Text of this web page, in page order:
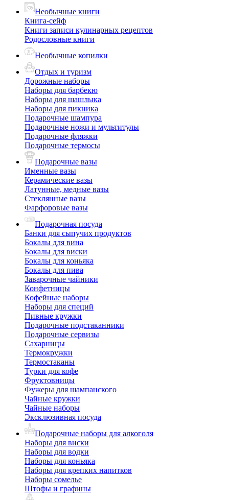
Необычные книги
Книга-сейф
Книги записи кулинарных рецептов
Родословные книги
Необычные копилки
Отдых и туризм
Дорожные наборы
Наборы для барбекю
Наборы для шашлыка
Наборы для пикника
Подарочные шампура
Подарочные ножи и мультитулы
Подарочные фляжки
Подарочные термосы
Подарочные вазы
Именные вазы
Керамические вазы
Латунные, медные вазы
Стеклянные вазы
Фарфоровые вазы
Подарочная посуда
Банки для сыпучих продуктов
Бокалы для вина
Бокалы для виски
Бокалы для коньяка
Бокалы для пива
Заварочные чайники
Конфетницы
Кофейные наборы
Наборы для специй
Пивные кружки
Подарочные подстаканники
Подарочные сервизы
Сахарницы
Термокружки
Термостаканы
Турки для кофе
Фруктовницы
Фужеры для шампанского
Чайные кружки
Чайные наборы
Эксклюзивная посуда
Подарочные наборы для алкоголя
Наборы для виски
Наборы для водки
Наборы для коньяка
Наборы для крепких напитков
Наборы сомелье
Штофы и графины